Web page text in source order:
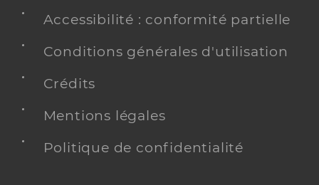
Accessibilité : conformité partielle
Conditions générales d'utilisation
Crédits
Mentions légales
Politique de confidentialité